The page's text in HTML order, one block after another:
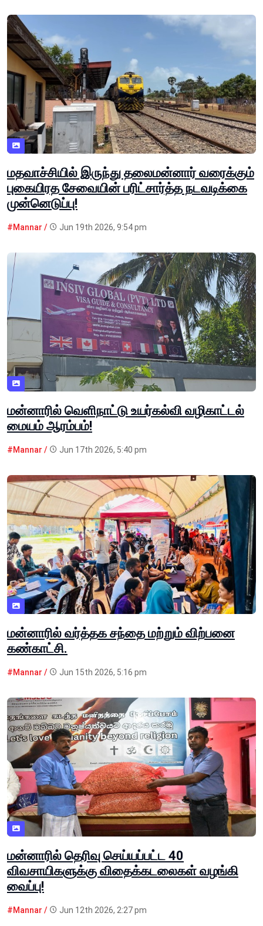
மதவாச்சியில் இருந்து தலைமன்னார் வரைக்கும்
புகையிரத சேவையின் பரிட்சார்த்த நடவடிக்கை
முன்னெடுப்பு!
#Mannar / Jun 19th 2026, 9:54 pm
மன்னாரில் வெளிநாட்டு உயர்கல்வி வழிகாட்டல்
மையம் ஆரம்பம்!
#Mannar / Jun 17th 2026, 5:40 pm
மன்னாரில் வர்த்தக சந்தை மற்றும் விற்பனை
கண்காட்சி.
#Mannar / Jun 15th 2026, 5:16 pm
மன்னாரில் தெரிவு செய்யப்பட்ட 40
விவசாயிகளுக்கு விதைக்கடலைகள் வழங்கி
வைப்பு!
#Mannar / Jun 12th 2026, 2:27 pm